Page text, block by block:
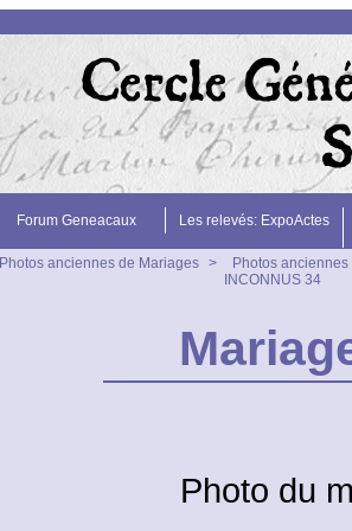
Forum Geneacaux Les relevés: ExpoActes
Photos anciennes de Mariages >
Photos
INCONNUS 34
Photo du